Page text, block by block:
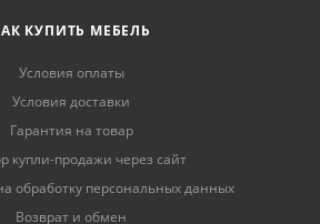
КУПИТЬ МЕБЕЛЬ
Условия оплаты
Условия доставки
Гарантия на товар
купли-продажи через сайт
обработку персональных данных
Возврат и обмен